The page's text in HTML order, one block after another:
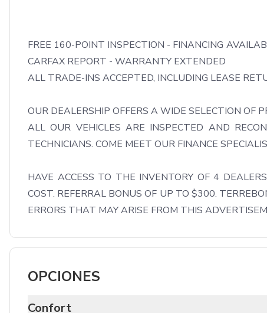
FREE 160-POINT INSPECTION - FINANCING
CARFAX REPORT - WARRANTY EXTENDED
ALL TRADE-INS ACCEPTED, INCLUDING LEASE
OUR DEALERSHIP OFFERS A WIDE SELECTION OF
ALL OUR VEHICLES ARE INSPECTED AND
TECHNICIANS. COME MEET OUR FINANCE
HAVE ACCESS TO THE INVENTORY OF 4
COST. REFERRAL BONUS OF UP TO $300.
ERRORS THAT MAY ARISE FROM THIS
OPCIONES
Confort